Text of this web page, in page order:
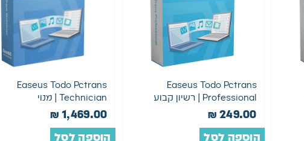
Easeus Todo Pctrans
Professional | רשיון קבוע
₪ 249.00
הוספה לסל
Easeus Todo Pctrans
Technician | מנוי
₪ 1,469.00
הוספה לסל